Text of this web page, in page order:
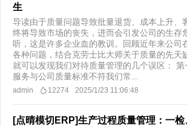
生
导读由于质量问题导致批量退货、成本上升、
终将导致市场的丧失，进而会引发公司的生存
听，这是许多企业血的教训。回顾近年来公司
各种问题，结合克劳士比大师关于质量的先天
就可以发现我们对待质量管理的几个误区：
服务与公司质量标准不符我们常...
admin 12274 2025/1/23 11:06:48
[点晴模切ERP]生产过程质量管理：一检